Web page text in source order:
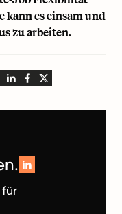
kann es einsam und
zu arbeiten.